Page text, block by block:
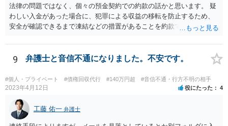
法律の問題ではなく、個々の預金契約での約款の話かと思います。 疑
わしい入金があった場合に、犯罪による収益の移転を防止するため、
安全が確認できるまで凍結などの措置があることを約款で定めている
口座を開設している以上、応じざるを得ません。 銀行に根拠を確認し
てみるとよいでしょう。
9 弁護士と音信不通になりました。不安です。
#個人・プライベート #債権回収代行 #140万円超 #音信不通・行方不明の相手
2023年4月12日 役にたった 4
工藤 佑一 弁護士